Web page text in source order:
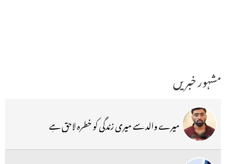
مشہور خبریں
میرے والد سے میری زندگی کو خطرہ لاحق ہے